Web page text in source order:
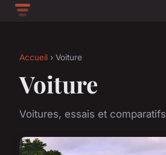
Accueil › Voiture
Voiture
Voitures, essais et comparatifs